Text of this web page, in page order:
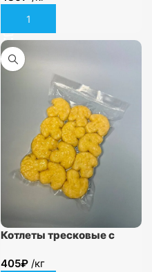
В корзину
Котлеты тресковые с
панировке
405₽ /кг